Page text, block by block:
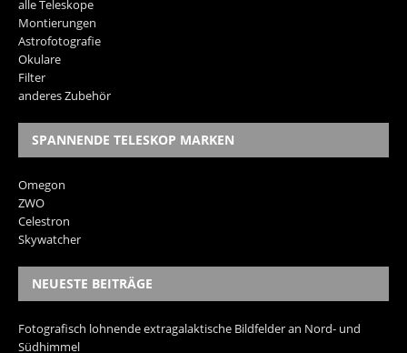
alle Teleskope
Montierungen
Astrofotografie
Okulare
Filter
anderes Zubehör
SPANNENDE TELESKOP MARKEN
Omegon
ZWO
Celestron
Skywatcher
NEUESTE BEITRÄGE
Fotografisch lohnende extragalaktische Bildfelder an Nord- und
Südhimmel